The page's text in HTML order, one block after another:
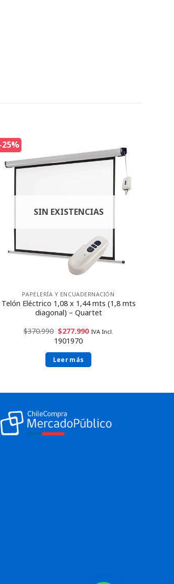
-25%
SIN EXISTENCIAS
PAPELERÍA Y ENCUADERNACIÓN
Telón Eléctrico 1,08 x 1,44 mts (1,8 mts
diagonal) – Quartet
$370.990 $277.990 IVA Incl.
1901970
Leer más